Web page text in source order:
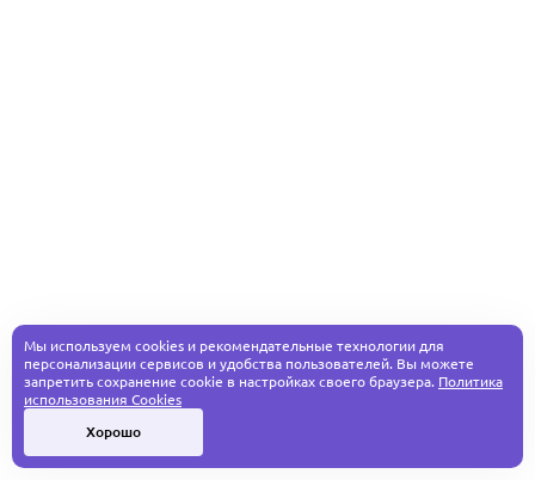
Мы используем cookies и рекомендательные технологии для
персонализации сервисов и удобства пользователей. Вы можете
запретить сохранение cookie в настройках своего браузера. Политика
использования Cookies
Хорошо